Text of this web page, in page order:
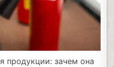
продукции: зачем она